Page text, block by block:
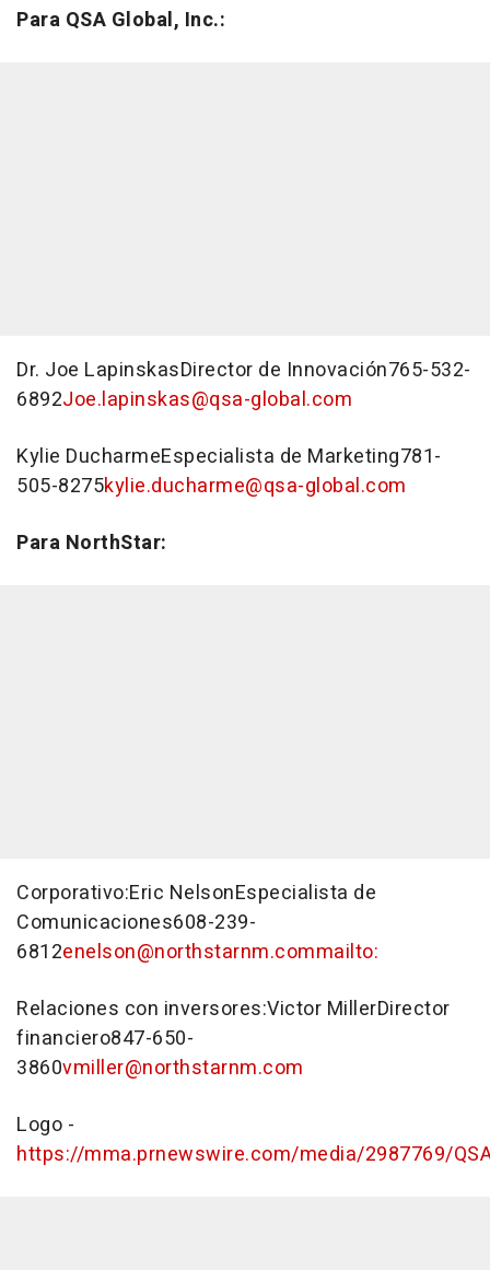
Para QSA Global, Inc.:
Dr. Joe LapinskasDirector de Innovación765-532-
6892Joe.lapinskas@qsa-global.com
Kylie DucharmeEspecialista de Marketing781-
505-8275kylie.ducharme@qsa-global.com
Para NorthStar:
Corporativo:Eric NelsonEspecialista de
Comunicaciones608-239-
6812enelson@northstarnm.commailto:
Relaciones con inversores:Victor MillerDirector
financiero847-650-
3860vmiller@northstarnm.com
Logo -
https://mma.prnewswire.com/media/2987769/